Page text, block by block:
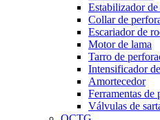
Estabilizador
Collar de
Escariador de
Motor de lama
Tarro de
Intensificador
Amortecedor
Ferramentas de
Válvulas de